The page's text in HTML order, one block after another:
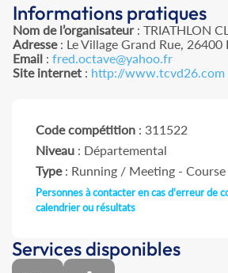
Informations pratiques
Nom de l’organisateur: TRIATHLON
Adresse: Le Village Grand Rue, 26400
Email : fred.octave@yahoo.fr
Site internet : http://www.tcvd26.com
Code compétition : 311522
Niveau : Départemental
Type: Running / Meeting - Course
Personnes à contacter en cas d'erreur de
calendrier ou résultats
Services disponibles